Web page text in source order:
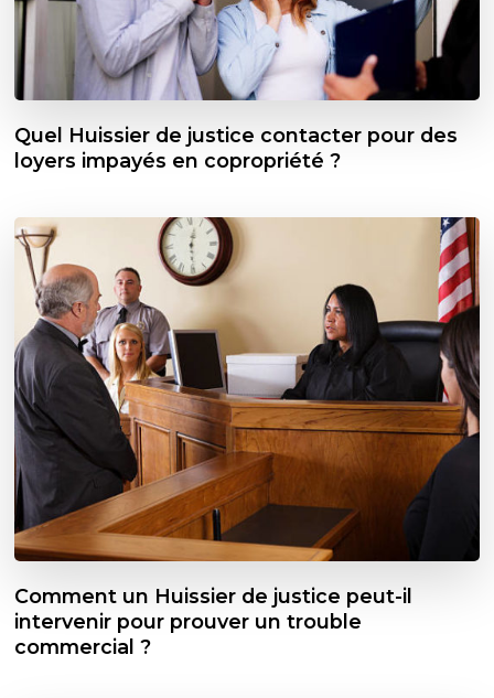
Quel Huissier de justice contacter pour des
loyers impayés en copropriété ?
Comment un Huissier de justice peut-il
intervenir pour prouver un trouble
commercial ?